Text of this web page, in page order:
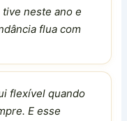
neste ano e
flua com
flexível quando
E esse